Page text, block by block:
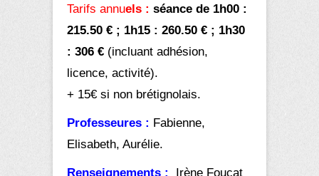
Tarifs annuels : séance de 1h00 :
215.50 € ; 1h15 : 260.50 € ; 1h30
: 306 € (incluant adhésion,
licence, activité).
+ 15€ si non brétignolais.
Professeures : Fabienne,
Elisabeth, Aurélie.
Renseignements : Irène Foucat